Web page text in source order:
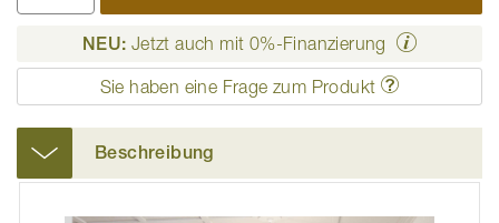
NEU: Jetzt auch mit 0%-Finanzierung
Sie haben eine Frage zum Produkt
Beschreibung